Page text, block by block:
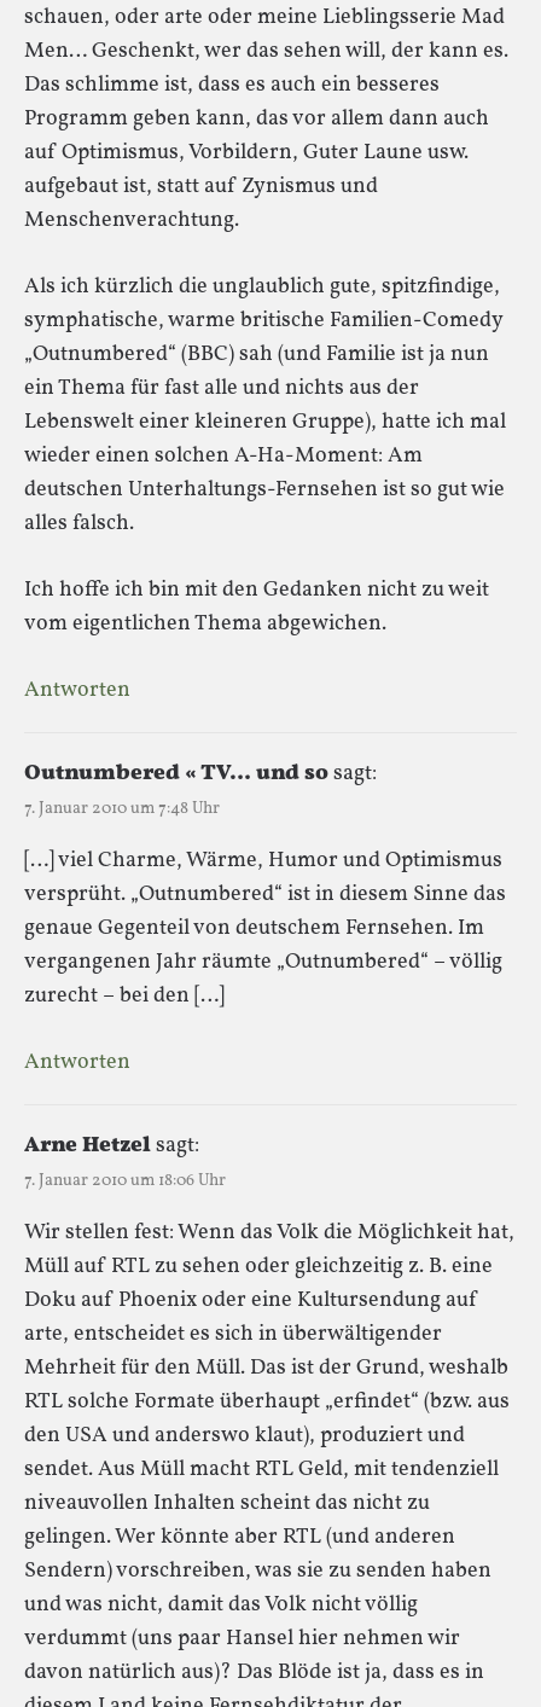
schauen, oder arte oder meine Lieblingsserie Mad
Men… Geschenkt, wer das sehen will, der kann es.
Das schlimme ist, dass es auch ein besseres
Programm geben kann, das vor allem dann auch
auf Optimismus, Vorbildern, Guter Laune usw.
aufgebaut ist, statt auf Zynismus und
Menschenverachtung.
Als ich kürzlich die unglaublich gute, spitzfindige,
symphatische, warme britische Familien-Comedy
„Outnumbered“ (BBC) sah (und Familie ist ja nun
ein Thema für fast alle und nichts aus der
Lebenswelt einer kleineren Gruppe), hatte ich mal
wieder einen solchen A-Ha-Moment: Am
deutschen Unterhaltungs-Fernsehen ist so gut wie
alles falsch.
Ich hoffe ich bin mit den Gedanken nicht zu weit
vom eigentlichen Thema abgewichen.
Antworten
Outnumbered « TV… und sosagt:
7. Januar 2010 um 7:48 Uhr
[…] viel Charme, Wärme, Humor und Optimismus
versprüht. „Outnumbered“ ist in diesem Sinne das
genaue Gegenteil von deutschem Fernsehen. Im
vergangenen Jahr räumte „Outnumbered“ – völlig
zurecht – bei den […]
Antworten
Arne Hetzelsagt:
7. Januar 2010 um 18:06 Uhr
Wir stellen fest: Wenn das Volk die Möglichkeit hat,
Müll auf RTL zu sehen oder gleichzeitig z. B. eine
Doku auf Phoenix oder eine Kultursendung auf
arte, entscheidet es sich in überwältigender
Mehrheit für den Müll. Das ist der Grund, weshalb
RTL solche Formate überhaupt „erfindet“ (bzw. aus
den USA und anderswo klaut), produziert und
sendet. Aus Müll macht RTL Geld, mit tendenziell
niveauvollen Inhalten scheint das nicht zu
gelingen. Wer könnte aber RTL (und anderen
Sendern) vorschreiben, was sie zu senden haben
und was nicht, damit das Volk nicht völlig
verdummt (uns paar Hansel hier nehmen wir
davon natürlich aus)? Das Blöde ist ja, dass es in